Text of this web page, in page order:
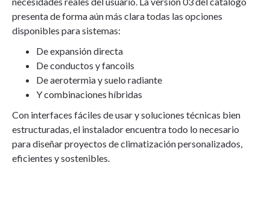
presenta de forma aún más clara todas las opciones
disponibles para sistemas:
De expansión directa
De conductos y fancoils
De aerotermia y suelo radiante
Y combinaciones híbridas
Con interfaces fáciles de usar y soluciones técnicas bien
estructuradas, el instalador encuentra todo lo necesario
para diseñar proyectos de climatización personalizados,
eficientes y sostenibles.